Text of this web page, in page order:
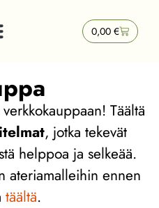
0,00 €
Täältä
, jotka tekevät
helppoa ja selkeää.
ateriamalleihin ennen
täältä.